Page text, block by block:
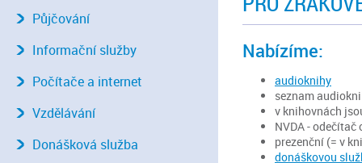
Nabízíme:
audioknihy
seznam
v knihovnách
NVDA - odečítač
prezenční (= v
donáškovou
Půjčování
Informační služby
Počítače a internet
Vzdělávání
Donášková služba